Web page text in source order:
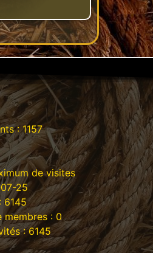
: 1157
de visites
25
6145
membres : 0
: 6145